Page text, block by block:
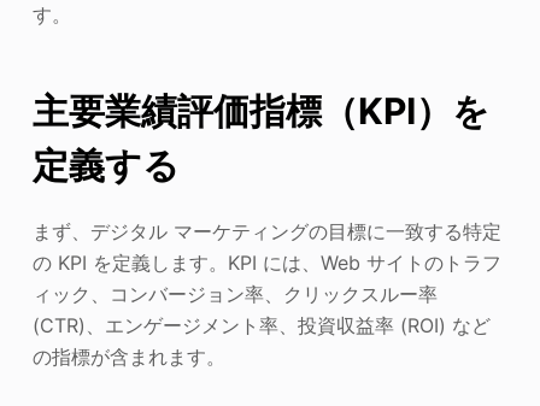
す。
主要業績評価指標（KPI）を
定義する
まず、デジタル マーケティングの目標に一致する特定
の KPI を定義します。KPI には、Web サイトのトラフ
ィック、コンバージョン率、クリックスルー率
(CTR)、エンゲージメント率、投資収益率 (ROI) など
の指標が含まれます。